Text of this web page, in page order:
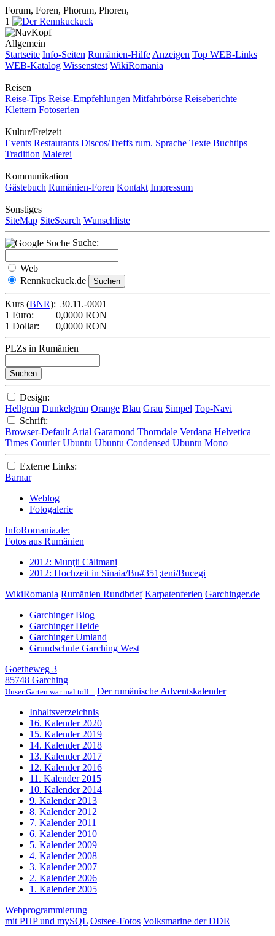
Forum, Foren, Phorum, Phoren,
1
Allgemein
Startseite Info-Seiten Rumänien-Hilfe Anzeigen Top WEB-Links
WEB-Katalog Wissenstest WikiRomania
Reisen
Reise-Tips Reise-Empfehlungen Mitfahrbörse Reiseberichte
Klettern Fotoserien
Kultur/Freizeit
Events Restaurants Discos/Treffs rum. Sprache Texte Buchtips
Tradition Malerei
Kommunikation
Gästebuch Rumänien-Foren Kontakt Impressum
Sonstiges
SiteMap SiteSearch Wunschliste
Suche:
Web
Rennkuckuck.de
Kurs (BNR): 30.11.-0001
1 Euro:
0,0000 RON
1 Dollar:
0,0000 RON
PLZs in Rumänien
Design:
Hellgrün Dunkelgrün Orange Blau Grau Simpel Top-Navi
Schrift:
Browser-Default Arial Garamond Thorndale Verdana Helvetica
Times Courier Ubuntu Ubuntu Condensed Ubuntu Mono
Externe Links:
Barnar
Weblog
Fotogalerie
InfoRomania.de:
Fotos aus Rumänien
2012: Munţii Călimani
2012: Hochzeit in Sinaia/Bu#351;teni/Bucegi
WikiRomania Rumänien Rundbrief Karpatenferien Garchinger.de
Garchinger Blog
Garchinger Heide
Garchinger Umland
Grundschule Garching West
Goetheweg 3
85748 Garching
Unser Garten war mal toll... Der rumänische Adventskalender
Inhaltsverzeichnis
16. Kalender 2020
15. Kalender 2019
14. Kalender 2018
13. Kalender 2017
12. Kalender 2016
11. Kalender 2015
10. Kalender 2014
9. Kalender 2013
8. Kalender 2012
7. Kalender 2011
6. Kalender 2010
5. Kalender 2009
4. Kalender 2008
3. Kalender 2007
2. Kalender 2006
1. Kalender 2005
Webprogrammierung
mit PHP und mySQL Ostsee-Fotos Volksmarine der DDR